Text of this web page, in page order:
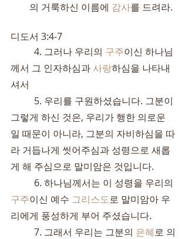
의 거룩하신 이름에 감사를 드려라.
디도서 3:4-7
	4. 그러나 우리의
구주이신 하나님
께서 그 인자하심과 사랑하심을 나타내
셔서
그렇게 하신 것은, 우리가 행한 의로운
일 때문이 아니라, 그분의 자비하심을 따
라 거듭나게 씻어주심과 성령으로 새롭
게 해 주심으로 말미암은 것입니다.
	6. 하나님께서는 이 성령을 우리의
구주이신 예수 그리스도로 말미암아 우
리에게 풍성하게 부어 주셨습니다.
	7. 그래서 우리는 그분의
은혜로 의